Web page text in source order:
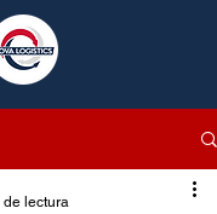
de lectura